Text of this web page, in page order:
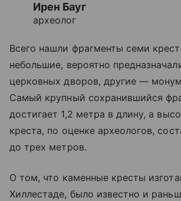
Ирен Бауг
археолог
Всего нашли фрагменты семи
небольшие, вероятно
церковных дворов, другие —
Самый крупный сохранившийся
достигает 1,2 метра в длину, а
креста, по оценке археологов,
до трех метров.
О том, что каменные кресты
Хиллестаде, было известно и